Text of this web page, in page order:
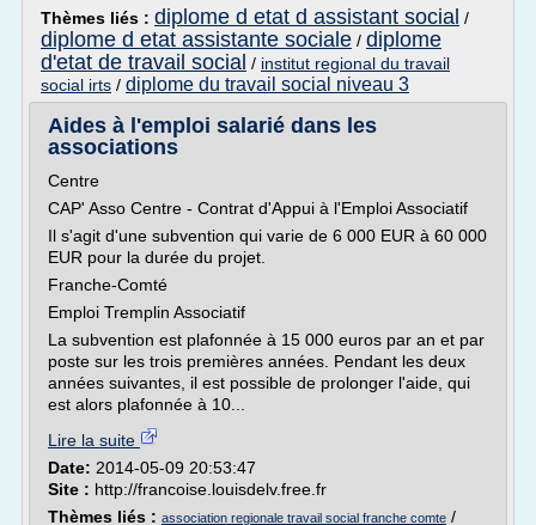
Thèmes liés : diplome d etat d assistant social /
diplome d etat assistante sociale / diplome
d'etat de travail social / institut regional du travail
social irts / diplome du travail social niveau 3
Aides à l'emploi salarié dans les
associations
Centre
CAP' Asso Centre - Contrat d'Appui à l'Emploi Associatif
Il s'agit d'une subvention qui varie de 6 000 EUR à 60 000
EUR pour la durée du projet.
Franche-Comté
Emploi Tremplin Associatif
La subvention est plafonnée à 15 000 euros par an et par
poste sur les trois premières années. Pendant les deux
années suivantes, il est possible de prolonger l'aide, qui
est alors plafonnée à 10...
Lire la suite
Date: 2014-05-09 20:53:47
Site : http://francoise.louisdelv.free.fr
Thèmes liés : association regionale travail social franche comte /